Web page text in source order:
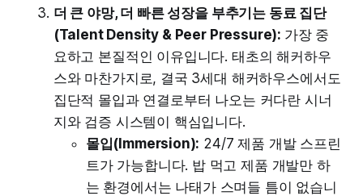
더 큰 야망, 더 빠른 성장을 부추기는 동료 집단
(Talent Density & Peer Pressure): 가장 중
요하고 본질적인 이유입니다. 태초의 해커하우
스와 마찬가지로, 결국 3세대 해커하우스에서도
집단적 몰입과 연결로부터 나오는 커다란 시너
지와 검증 시스템이 핵심입니다.
몰입(Immersion): 24/7 제품 개발 스프린
트가 가능합니다. 밥 먹고 제품 개발만 하
는 환경에서는 나태가 스며들 틈이 없습니